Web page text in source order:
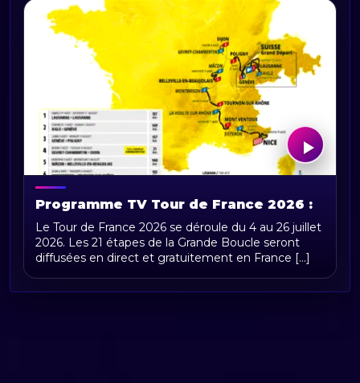
Programme TV Tour de France 2026 :
horaires, chaînes et diffusion en direct
Le Tour de France 2026 se déroule du 4 au 26 juillet
2026. Les 21 étapes de la Grande Boucle seront
diffusées en direct et gratuitement en France [...]